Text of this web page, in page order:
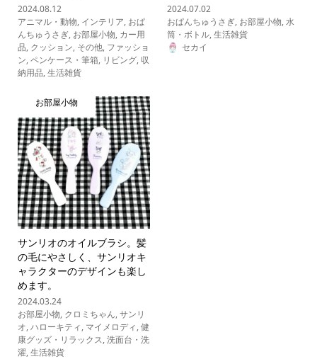
2024.08.12
アニマル・動物, インテリア, おぱ
んちゅうさぎ, お部屋小物, カー用
品, クッション, その他, ファッショ
ン,ペンケース・筆箱, リビング, 収
納用品,生活雑貨
2024.07.02
おぱんちゅうさぎ, お部屋小物,水
筒・ボトル,生活雑貨
セカイ
お部屋小物
サンリオのオイルブラシ。髪
の毛にやさしく、サンリオキ
ャラクターのデザインも楽し
めます。
2024.03.24
お部屋小物, クロミちゃん,サンリ
オ,ハローキティ, マイメロディ,健
康グッズ・リラックス,洗面台・洗
濯,生活雑貨